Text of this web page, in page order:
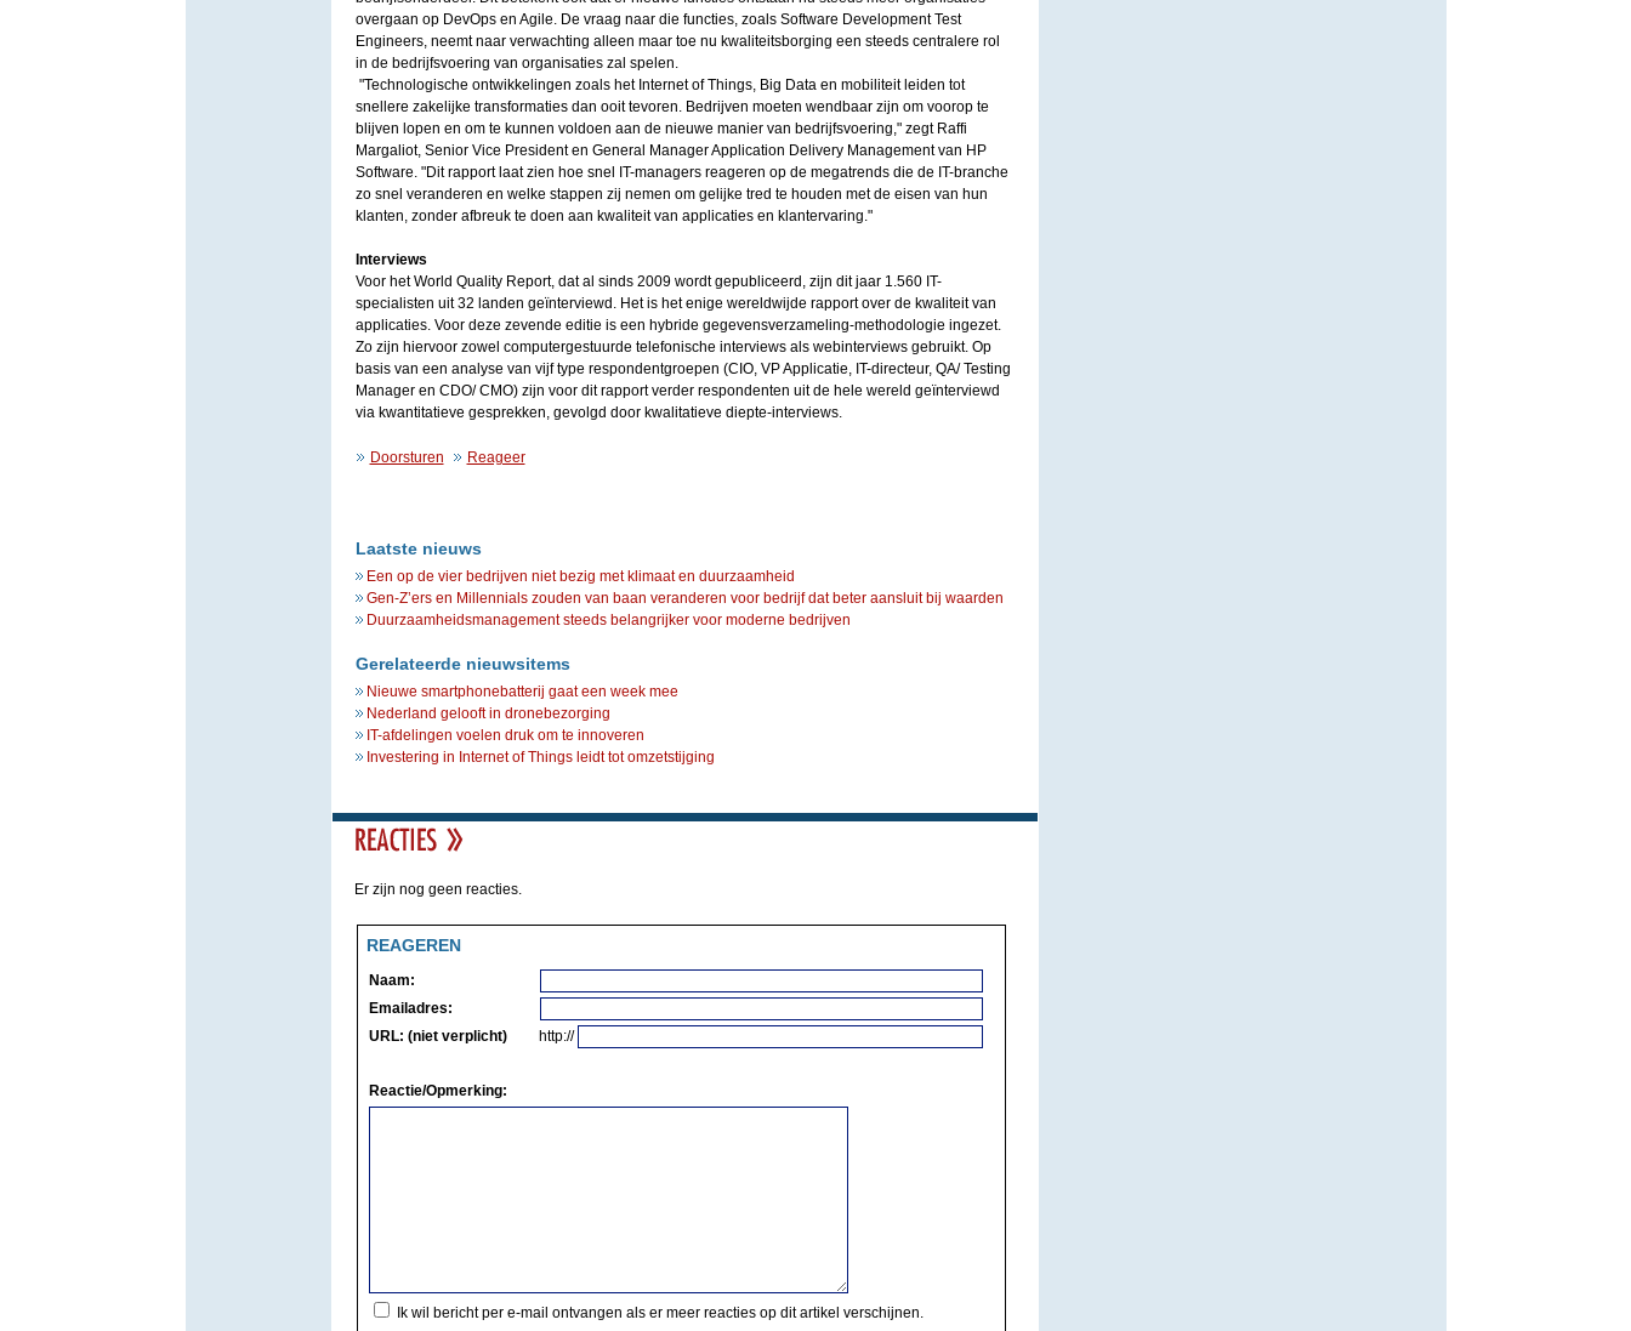
overgaan op DevOps en Agile. De vraag naar die functies, zoals Software Development Test
Engineers, neemt naar verwachting alleen maar toe nu kwaliteitsborging een steeds centralere rol
in de bedrijfsvoering van organisaties zal spelen.
"Technologische ontwikkelingen zoals het Internet of Things, Big Data en mobiliteit leiden tot
snellere zakelijke transformaties dan ooit tevoren. Bedrijven moeten wendbaar zijn om voorop te
blijven lopen en om te kunnen voldoen aan de nieuwe manier van bedrijfsvoering," zegt Raffi
Margaliot, Senior Vice President en General Manager Application Delivery Management van HP
Software. "Dit rapport laat zien hoe snel IT-managers reageren op de megatrends die de IT-branche
zo snel veranderen en welke stappen zij nemen om gelijke tred te houden met de eisen van hun
klanten, zonder afbreuk te doen aan kwaliteit van applicaties en klantervaring."
Interviews
Voor het World Quality Report, dat al sinds 2009 wordt gepubliceerd, zijn dit jaar 1.560 IT-
specialisten uit 32 landen geïnterviewd. Het is het enige wereldwijde rapport over de kwaliteit van
applicaties. Voor deze zevende editie is een hybride gegevensverzameling-methodologie ingezet.
Zo zijn hiervoor zowel computergestuurde telefonische interviews als webinterviews gebruikt. Op
basis van een analyse van vijf type respondentgroepen (CIO, VP Applicatie, IT-directeur, QA/ Testing
Manager en CDO/ CMO) zijn voor dit rapport verder respondenten uit de hele wereld geïnterviewd
via kwantitatieve gesprekken, gevolgd door kwalitatieve diepte-interviews.
Doorsturen Reageer
Laatste nieuws
Een op de vier bedrijven niet bezig met klimaat en duurzaamheid
Gen-Z’ers en Millennials zouden van baan veranderen voor bedrijf dat beter aansluit bij waarden
Duurzaamheidsmanagement steeds belangrijker voor moderne bedrijven
Gerelateerde nieuwsitems
Nieuwe smartphonebatterij gaat een week mee
Nederland gelooft in dronebezorging
IT-afdelingen voelen druk om te innoveren
Investering in Internet of Things leidt tot omzetstijging
Er zijn nog geen reacties.
REAGEREN
Naam:
Emailadres:
URL: (niet verplicht)
http://
Reactie/Opmerking:
Ik wil bericht per e-mail ontvangen als er meer reacties op dit artikel verschijnen.